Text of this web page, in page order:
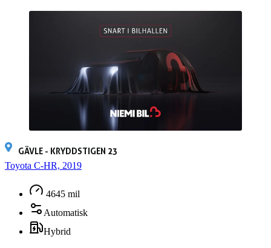
GÄVLE - KRYDDSTIGEN 23
Toyota C-HR, 2019
4645 mil
Automatisk
Hybrid